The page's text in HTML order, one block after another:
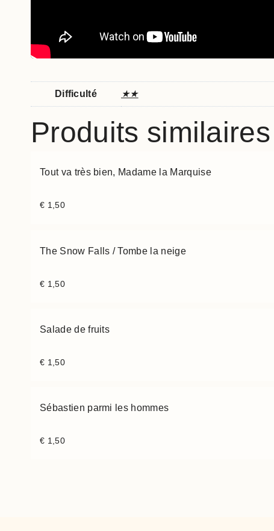
Difficulté ★★
Produits similaires
Tout va très bien, Madame la Marquise
€ 1,50
The Snow Falls / Tombe la neige
€ 1,50
Salade de fruits
€ 1,50
Sébastien parmi les hommes
€ 1,50